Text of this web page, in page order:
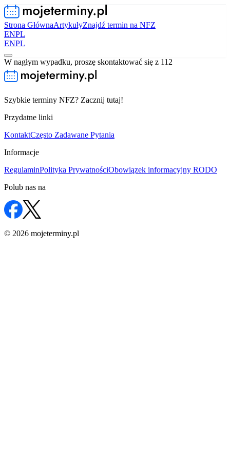
Strona GłównaArtykułyZnajdź termin na NFZ
ENPL
ENPL
W nagłym wypadku, proszę skontaktować się z 112
Szybkie terminy NFZ? Zacznij tutaj!
Przydatne linki
KontaktCzęsto Zadawane Pytania
Informacje
RegulaminPolityka PrywatnościObowiązek informacyjny RODO
Polub nas na
© 2026 mojeterminy.pl